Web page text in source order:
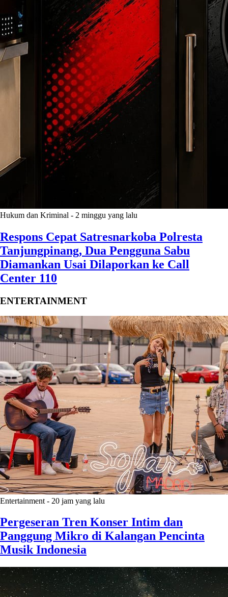
Hukum dan Kriminal - 2 minggu yang lalu
Respons Cepat Satresnarkoba Polresta
Tanjungpinang, Dua Pengguna Sabu
Diamankan Usai Dilaporkan ke Call
Center 110
ENTERTAINMENT
Entertainment - 20 jam yang lalu
Pergeseran Tren Konser Intim dan
Panggung Mikro di Kalangan Pencinta
Musik Indonesia